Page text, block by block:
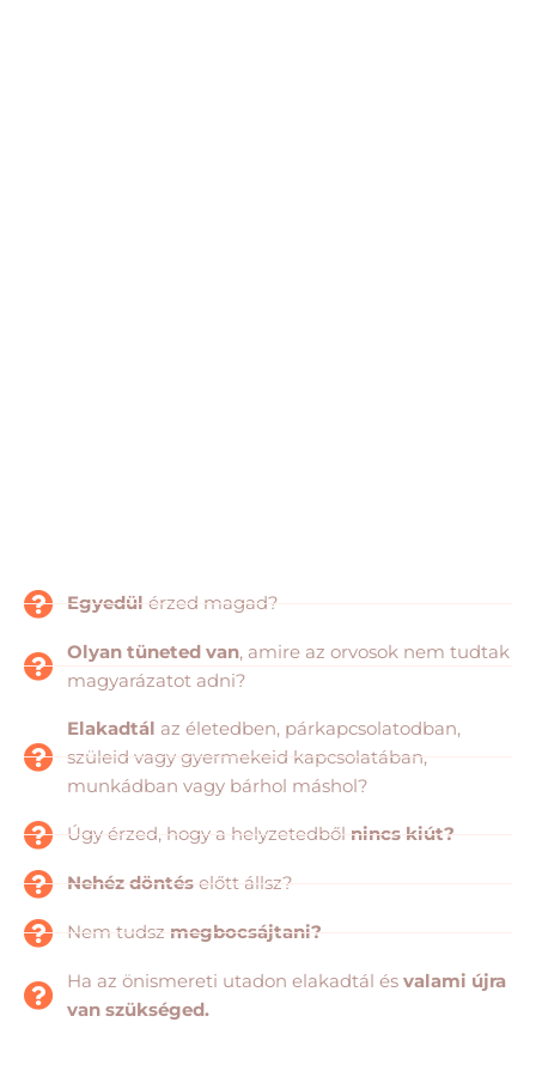
Egyedül érzed magad?
Olyan tüneted van, amire az orvosok nem tudtak
magyarázatot adni?
Elakadtál az életedben, párkapcsolatodban,
szüleid vagy gyermekeid kapcsolatában,
munkádban vagy bárhol máshol?
Úgy érzed, hogy a helyzetedből nincs kiút?
Nehéz döntés előtt állsz?
Nem tudsz megbocsájtani?
Ha az önismereti utadon elakadtál ésvalami újra
van szükséged.